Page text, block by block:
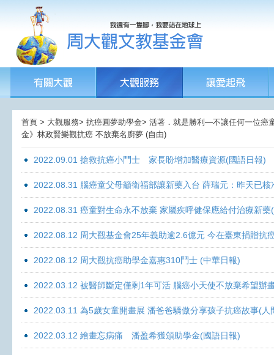
首頁 > 大觀服務> 抗癌圓夢助學金> 活著．就是勝利—不讓任何一位癌
金》林政賢樂觀抗癌 不放棄名廚夢 (自由)
2022.09.01 搶救抗癌小鬥士 家長盼增加醫療資源(國語日報)
2022.08.31 腦癌童父母籲衛福部讓新藥入台 薛瑞元：昨天已
2022.08.31 癌童對生命永不放棄 家屬疾呼健保應給付治療新藥
2022.08.12 周大觀基金會25年義助逾2.6億元 今在臺東捐贈抗
2022.08.12 周大觀抗癌助學金嘉惠310鬥士 (中華日報)
2022.03.12 被醫師斷定僅剩1年可活 腦癌小天使不放棄希望辦
2022.03.11 為5歲女童開畫展 潘爸爸驕傲分享孩子抗癌故事(人
2022.03.12 繪畫忘病痛 潘盈希獲頒助學金(國語日報)